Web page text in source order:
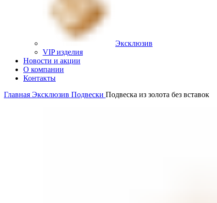
Эксклюзив
VIP изделия
Новости и акции
О компании
Контакты
Главная Эксклюзив Подвески Подвеска из золота без вставок